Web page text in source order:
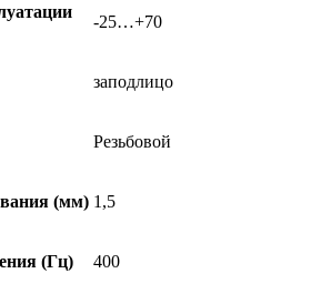
-25…+70
заподлицо
Резьбовой
(мм) 1,5
(Гц) 400